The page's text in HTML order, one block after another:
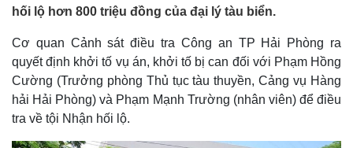
hối lộ hơn 800 triệu đồng của đại lý tàu biển.
Cơ quan Cảnh sát điều tra Công an TP Hải Phòng ra
quyết định khởi tố vụ án, khởi tố bị can đối với Phạm Hồng
Cường (Trưởng phòng Thủ tục tàu thuyền, Cảng vụ Hàng
hải Hải Phòng) và Phạm Mạnh Trường (nhân viên) để điều
tra về tội Nhận hối lộ.